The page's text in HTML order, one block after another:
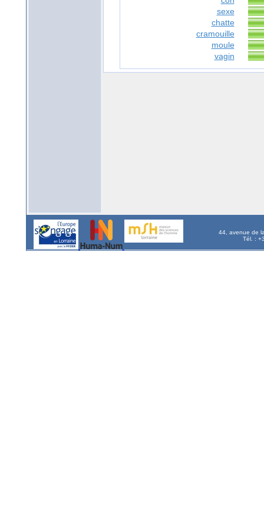
sexe
chatte
cramouille
moule
vagin
44, avenue de
Tél. :